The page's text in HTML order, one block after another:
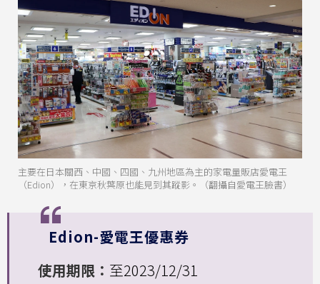
主要在日本關西、中國、四國、九州地區為主的家電量販店愛電王
（Edion），在東京秋葉原也能見到其蹤影。（翻攝自愛電王臉書）
Edion-愛電王優惠券
使用期限： 至2023/12/31